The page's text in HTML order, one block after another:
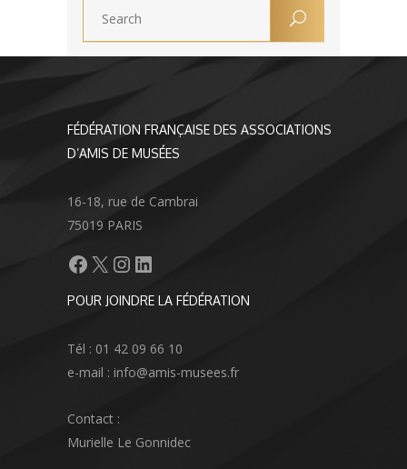
FÉDÉRATION FRANÇAISE DES ASSOCIATIONS
D’AMIS DE MUSÉES
16-18, rue de Cambrai
75019 PARIS
Facebook
X Instagram
LinkedIn
POUR JOINDRE LA FÉDÉRATION
Tél : 01 42 09 66 10
e-mail : info@amis-musees.fr
Contact :
Murielle Le Gonnidec